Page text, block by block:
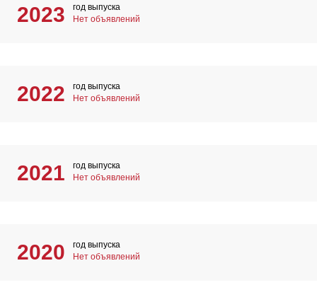
2023
год выпуска
Нет объявлений
2022
год выпуска
Нет объявлений
2021
год выпуска
Нет объявлений
2020
год выпуска
Нет объявлений